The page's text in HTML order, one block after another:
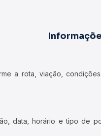
a rota, viação,
data, horário e tipo de